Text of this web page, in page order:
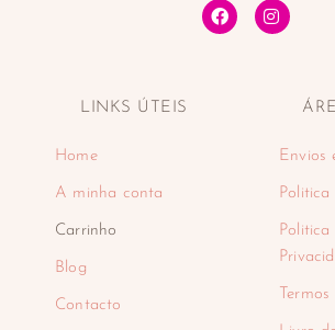
LINKS ÚTEIS
Home
A minha conta
Carrinho
Blog
Contacto
Envios
Politica
Politica